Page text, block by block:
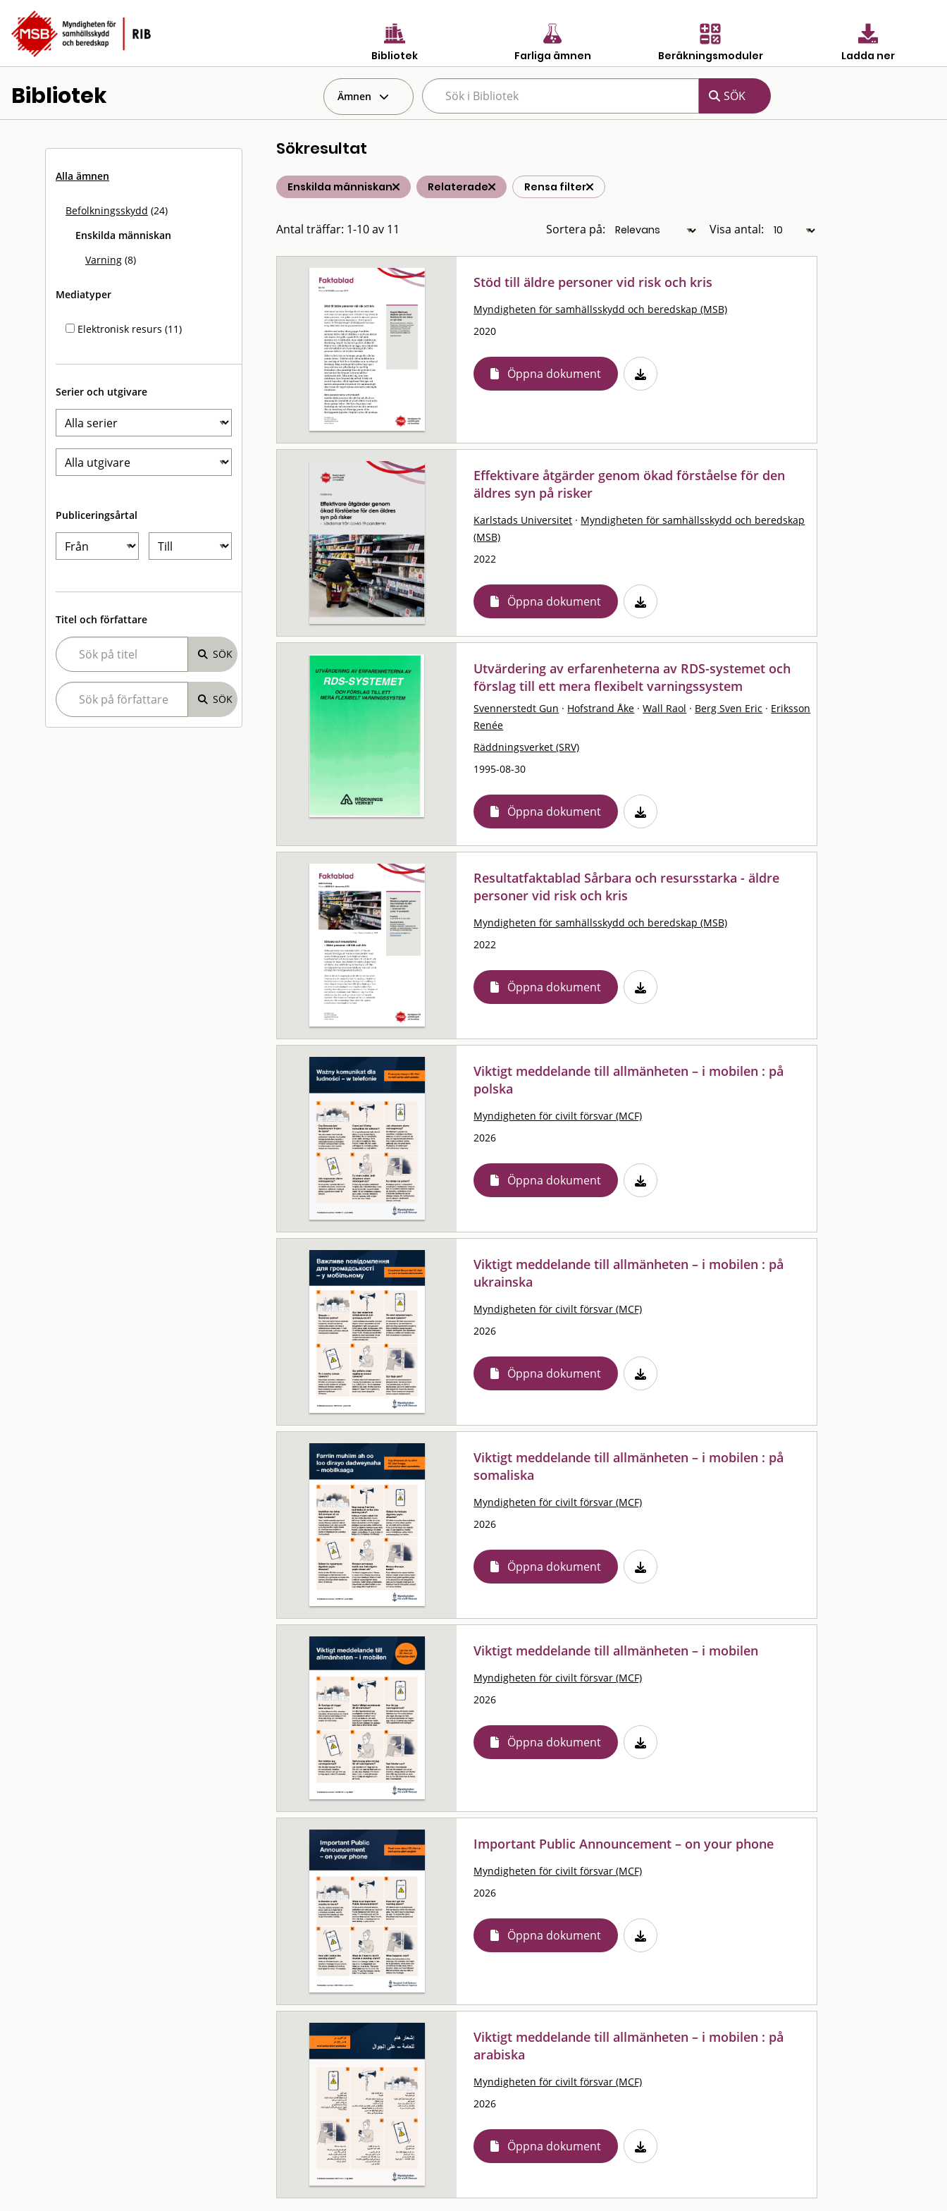
Bibliotek Farliga ämnen Beräkningsmoduler Ladda ner
Bibliotek Ämnen
Alla ämnen
Befolkningsskydd (24)
Enskilda människan
Varning (8)
Mediatyper
Elektronisk resurs (11)
Serier och utgivare
Publiceringsårtal
Titel och författare
Sökresultat
Enskilda människan Relaterade Rensa filter
Antal träffar: 1-10 av 11 Sortera på: Visa antal:
Stöd till äldre personer vid risk och kris
Myndigheten för samhällsskydd och beredskap (MSB)
2020
Öppna dokument
Effektivare åtgärder genom ökad förståelse för den
äldres syn på risker
Karlstads Universitet · Myndigheten för samhällsskydd och beredskap
(MSB)
2022
Öppna dokument
Utvärdering av erfarenheterna av RDS-systemet och
förslag till ett mera flexibelt varningssystem
Svennerstedt Gun · Hofstrand Åke · Wall Raol · Berg Sven Eric · Eriksson
Renée
Räddningsverket (SRV)
1995-08-30
Öppna dokument
Resultatfaktablad Sårbara och resursstarka - äldre
personer vid risk och kris
Myndigheten för samhällsskydd och beredskap (MSB)
2022
Öppna dokument
Viktigt meddelande till allmänheten – i mobilen : på
polska
Myndigheten för civilt försvar (MCF)
2026
Öppna dokument
Viktigt meddelande till allmänheten – i mobilen : på
ukrainska
Myndigheten för civilt försvar (MCF)
2026
Öppna dokument
Viktigt meddelande till allmänheten – i mobilen : på
somaliska
Myndigheten för civilt försvar (MCF)
2026
Öppna dokument
Viktigt meddelande till allmänheten – i mobilen
Myndigheten för civilt försvar (MCF)
2026
Öppna dokument
Important Public Announcement – on your phone
Myndigheten för civilt försvar (MCF)
2026
Öppna dokument
Viktigt meddelande till allmänheten – i mobilen : på
arabiska
Myndigheten för civilt försvar (MCF)
2026
Öppna dokument